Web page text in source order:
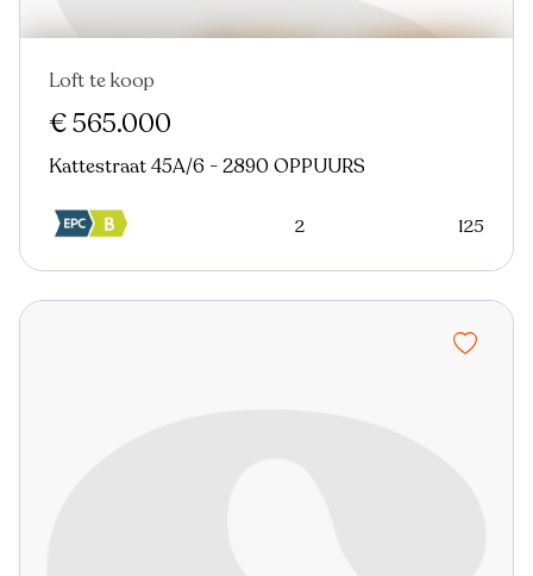
Loft te koop
€ 565.000
Kattestraat 45A/6 - 2890 OPPUURS
2 125